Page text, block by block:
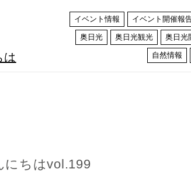
は
イベント情報 イベント開催報
奥日光 奥日光観光 奥日光
自然情報
にちはvol.199